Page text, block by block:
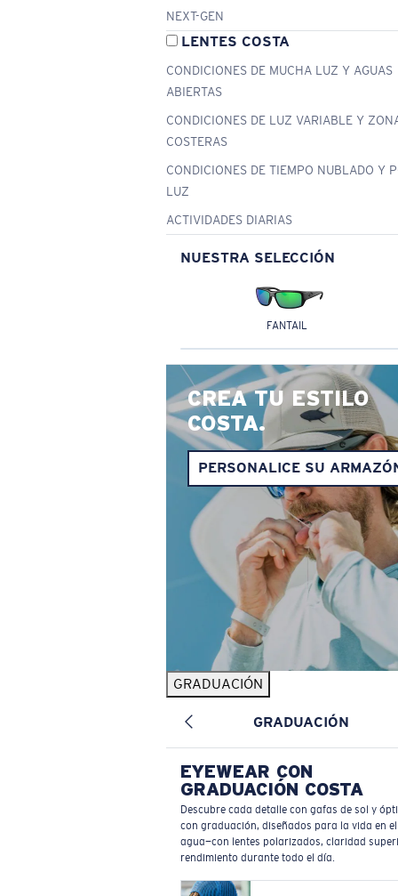
NEXT-GEN
LENTES COSTA
CONDICIONES DE MUCHA LUZ Y AGUAS
ABIERTAS
CONDICIONES DE LUZ VARIABLE Y
COSTERAS
CONDICIONES DE TIEMPO NUBLADO Y
LUZ
ACTIVIDADES DIARIAS
NUESTRA SELECCIÓN
FANTAIL
CREA TU ESTILO
COSTA.
PERSONALICE SU
GRADUACIÓN
GRADUACIÓN
EYEWEAR CON
GRADUACIÓN COSTA
Descubre cada detalle con gafas de sol y
con graduación, diseñados para la vida en el
agua—con lentes polarizados, claridad
rendimiento durante todo el día.